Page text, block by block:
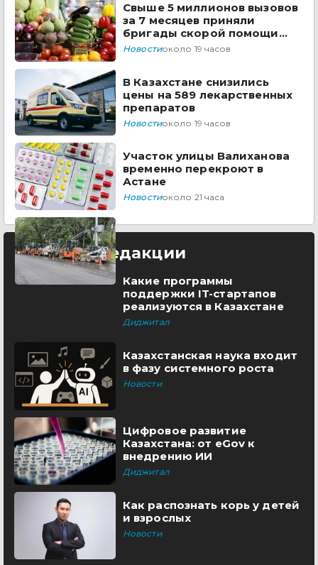
Свыше 5 миллионов вызовов
за 7 месяцев приняли
бригады скорой помощи
Казахстана
Новостиоколо 19 часов
В Казахстане снизились
цены на 589 лекарственных
препаратов
Новостиоколо 19 часов
Участок улицы Валиханова
временно перекроют в
Астане
Новостиоколо 21 часа
Выбор редакции
Какие программы
поддержки IT-стартапов
реализуются в Казахстане
Диджитал
Казахстанская наука входит
в фазу системного роста
Новости
Цифровое развитие
Казахстана: от eGov к
внедрению ИИ
Диджитал
Как распознать корь у детей
и взрослых
Новости